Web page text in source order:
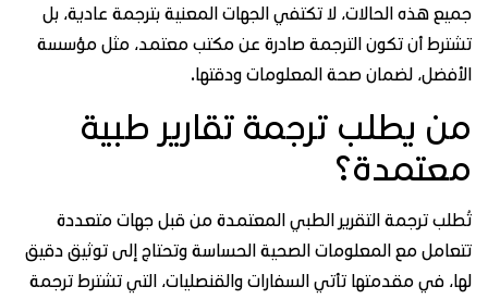
هذه الحالات، لا تكتفي الجهات المعنية بترجمة عادية، بل
أن تكون الترجمة صادرة عن مكتب معتمد، مثل مؤسسة
لضمان صحة المعلومات ودقتها.
يطلب ترجمة تقارير طبية
ترجمة التقرير الطبي المعتمدة من قبل جهات متعددة
مع المعلومات الصحية الحساسة وتحتاج إلى توثيق دقيق
في مقدمتها تأتي السفارات والقنصليات، التي تشترط ترجمة